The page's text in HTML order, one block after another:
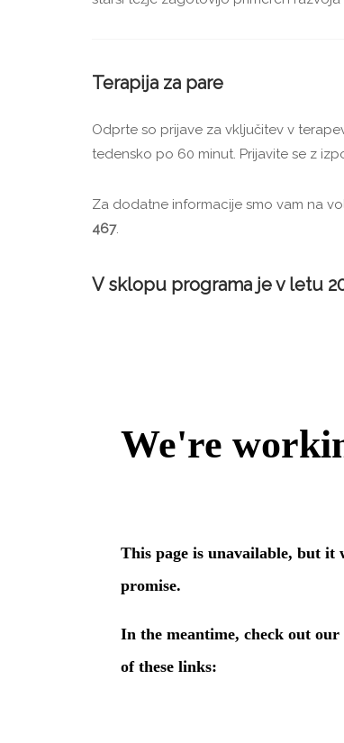
Terapija za pare
Odprte so prijave za vključitev v
tedensko po 60 minut. Prijavite se z
Za dodatne informacije smo vam na
467.
V sklopu programa je v letu